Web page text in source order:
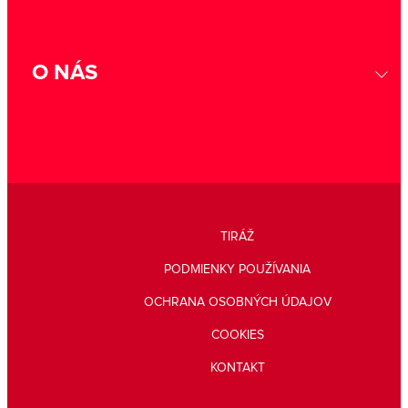
O NÁS
TIRÁŽ
PODMIENKY POUŽÍVANIA
OCHRANA OSOBNÝCH ÚDAJOV
COOKIES
KONTAKT